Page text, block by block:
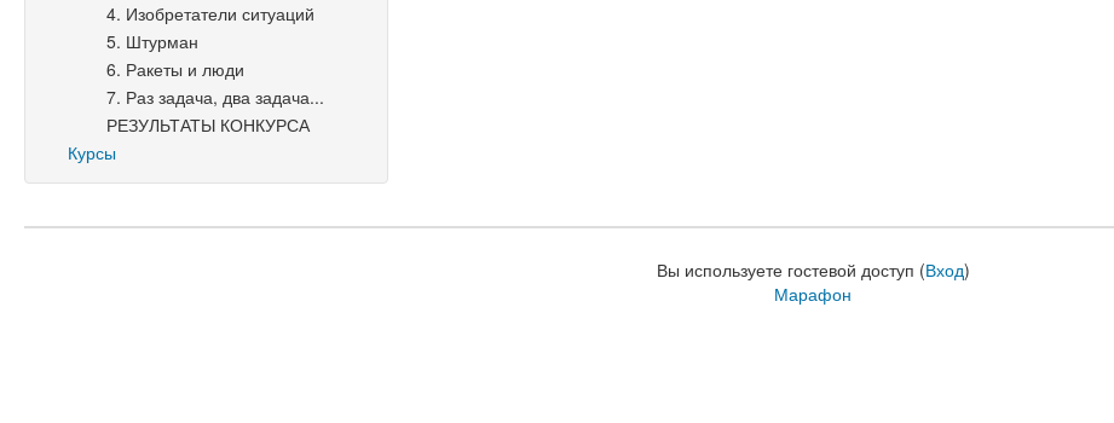
4. Изобретатели ситуаций
5. Штурман
6. Ракеты и люди
7. Раз задача, два задача...
РЕЗУЛЬТАТЫ КОНКУРСА
Курсы
Вы используете гостевой доступ (Вход)
Марафон